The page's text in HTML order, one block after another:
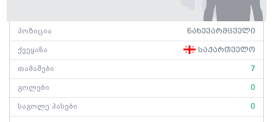
პოზიცია ნახევარმცველი
ქვეყანა საქართველო
თამაშები 7
გოლები 0
საგოლე პასები 0